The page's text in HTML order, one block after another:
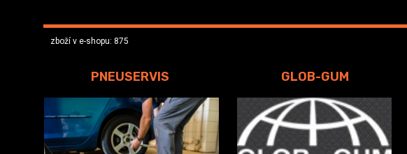
zboží v e-shopu: 875
PNEUSERVIS GLOB-GUM